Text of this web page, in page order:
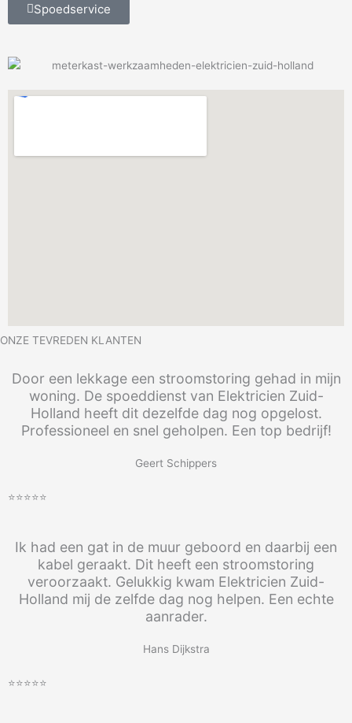
Spoedservice
ONZE TEVREDEN KLANTEN
Door een lekkage een stroomstoring gehad in mijn
woning. De spoeddienst van Elektricien Zuid-
Holland heeft dit dezelfde dag nog opgelost.
Professioneel en snel geholpen. Een top bedrijf!
Geert Schippers
⭐⭐⭐⭐⭐
Ik had een gat in de muur geboord en daarbij een
kabel geraakt. Dit heeft een stroomstoring
veroorzaakt. Gelukkig kwam Elektricien Zuid-
Holland mij de zelfde dag nog helpen. Een echte
aanrader.
Hans Dijkstra
⭐⭐⭐⭐⭐